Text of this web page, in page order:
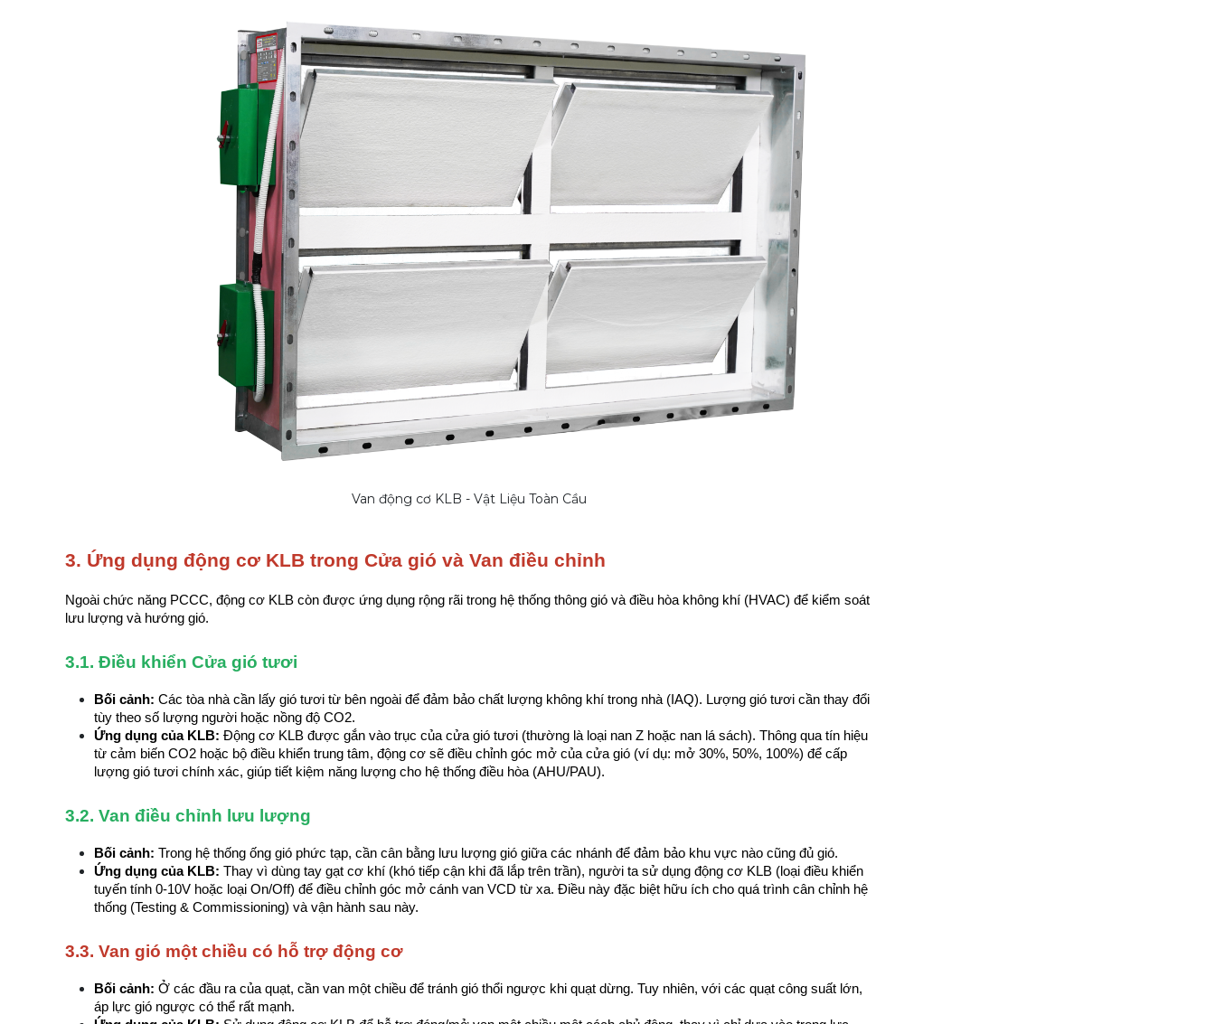
Van động cơ KLB - Vật Liệu Toàn Cầu
3. Ứng dụng động cơ KLB trong Cửa gió và Van điều chỉnh
Ngoài chức năng PCCC, động cơ KLB còn được ứng dụng rộng rãi trong hệ thống thông gió và điều hòa không khí (HVAC) để kiểm soát
lưu lượng và hướng gió.
3.1. Điều khiển Cửa gió tươi
Bối cảnh: Các tòa nhà cần lấy gió tươi từ bên ngoài để đảm bảo chất lượng không khí trong nhà (IAQ). Lượng gió tươi cần thay đổi
tùy theo số lượng người hoặc nồng độ CO2.
Ứng dụng của KLB: Động cơ KLB được gắn vào trục của cửa gió tươi (thường là loại nan Z hoặc nan lá sách). Thông qua tín hiệu
từ cảm biến CO2 hoặc bộ điều khiển trung tâm, động cơ sẽ điều chỉnh góc mở của cửa gió (ví dụ: mở 30%, 50%, 100%) để cấp
lượng gió tươi chính xác, giúp tiết kiệm năng lượng cho hệ thống điều hòa (AHU/PAU).
3.2. Van điều chỉnh lưu lượng
Bối cảnh: Trong hệ thống ống gió phức tạp, cần cân bằng lưu lượng gió giữa các nhánh để đảm bảo khu vực nào cũng đủ gió.
Ứng dụng của KLB: Thay vì dùng tay gạt cơ khí (khó tiếp cận khi đã lắp trên trần), người ta sử dụng động cơ KLB (loại điều khiển
tuyến tính 0-10V hoặc loại On/Off) để điều chỉnh góc mở cánh van VCD từ xa. Điều này đặc biệt hữu ích cho quá trình cân chỉnh hệ
thống (Testing & Commissioning) và vận hành sau này.
3.3. Van gió một chiều có hỗ trợ động cơ
Bối cảnh: Ở các đầu ra của quạt, cần van một chiều để tránh gió thổi ngược khi quạt dừng. Tuy nhiên, với các quạt công suất lớn,
áp lực gió ngược có thể rất mạnh.